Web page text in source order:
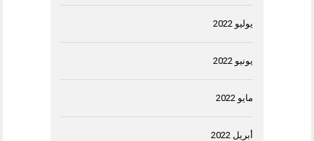
يوليو 2022
يونيو 2022
مايو 2022
أبريل 2022